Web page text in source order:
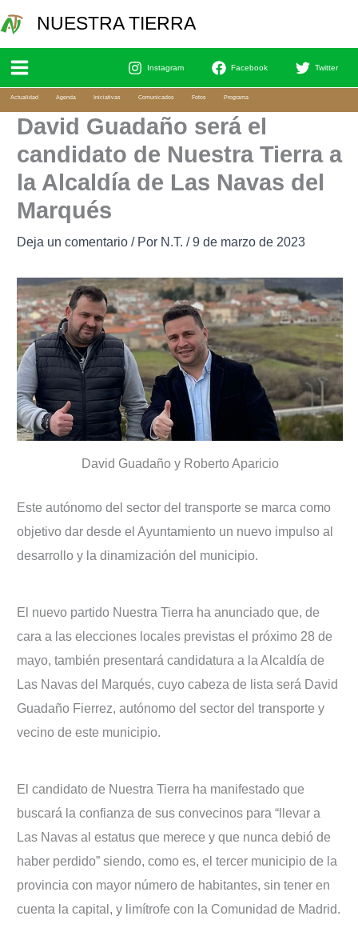
al
contenido
NUESTRA TIERRA
Instagram Facebook Twitter
Actualidad Agenda Iniciativas Comunicados Fotos Programa
David Guadaño será el
candidato de Nuestra Tierra a
la Alcaldía de Las Navas del
Marqués
Deja un comentario / Por N.T. /9 de marzo de 2023
David Guadaño y Roberto Aparicio
Este autónomo del sector del transporte se marca como
objetivo dar desde el Ayuntamiento un nuevo impulso al
desarrollo y la dinamización del municipio.
El nuevo partido Nuestra Tierra ha anunciado que, de
cara a las elecciones locales previstas el próximo 28 de
mayo, también presentará candidatura a la Alcaldía de
Las Navas del Marqués, cuyo cabeza de lista será David
Guadaño Fierrez, autónomo del sector del transporte y
vecino de este municipio.
El candidato de Nuestra Tierra ha manifestado que
buscará la confianza de sus convecinos para “llevar a
Las Navas al estatus que merece y que nunca debió de
haber perdido” siendo, como es, el tercer municipio de la
provincia con mayor número de habitantes, sin tener en
cuenta la capital, y limítrofe con la Comunidad de Madrid.